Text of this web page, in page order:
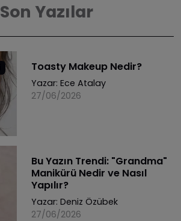
Son Yazılar
Toasty Makeup Nedir?
Yazar: Ece Atalay
27/06/2026
Bu Yazın Trendi: "Grandma"
Manikürü Nedir ve Nasıl
Yapılır?
Yazar: Deniz Özübek
27/06/2026